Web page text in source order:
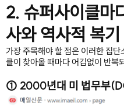
2. 슈퍼사이클마
사와 역사적 복기
가장 주목해야 할 점은 이러한 집
클이 찾아올 때마다 어김없이 반복
① 2000년대 미 법무부